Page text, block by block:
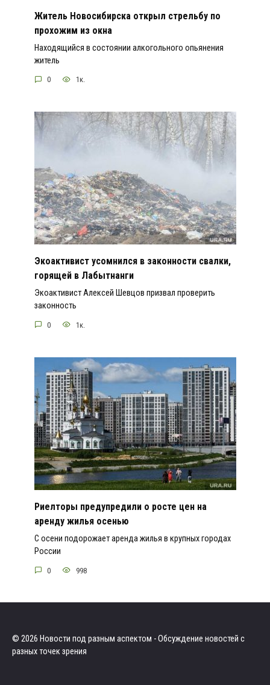
Житель Новосибирска открыл стрельбу по
прохожим из окна
Находящийся в состоянии алкогольного опьянения
житель
0 1к.
Экоактивист усомнился в законности свалки,
горящей в Лабытнанги
Экоактивист Алексей Шевцов призвал проверить
законность
0 1к.
Риелторы предупредили о росте цен на
аренду жилья осенью
С осени подорожает аренда жилья в крупных городах
России
0 998
© 2026 Новости под разным аспектом - Обсуждение новостей с
разных точек зрения